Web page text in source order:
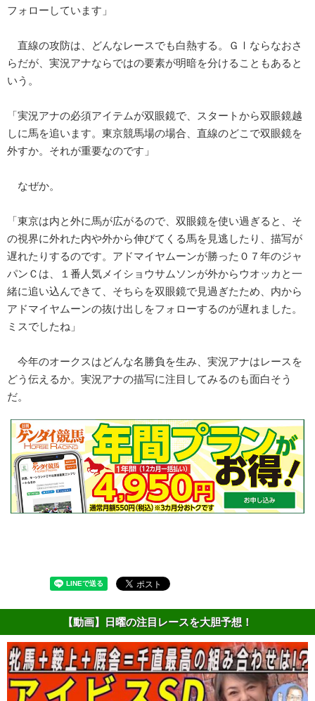
フォローしています」
直線の攻防は、どんなレースでも白熱する。ＧⅠならなおさ
らだが、実況アナならではの要素が明暗を分けることもあると
いう。
「実況アナの必須アイテムが双眼鏡で、スタートから双眼鏡越
しに馬を追います。東京競馬場の場合、直線のどこで双眼鏡を
外すか。それが重要なのです」
なぜか。
「東京は内と外に馬が広がるので、双眼鏡を使い過ぎると、そ
の視界に外れた内や外から伸びてくる馬を見逃したり、描写が
遅れたりするのです。アドマイヤムーンが勝った０７年のジャ
パンＣは、１番人気メイショウサムソンが外からウオッカと一
緒に追い込んできて、そちらを双眼鏡で見過ぎたため、内から
アドマイヤムーンの抜け出しをフォローするのが遅れました。
ミスでしたね」
今年のオークスはどんな名勝負を生み、実況アナはレースを
どう伝えるか。実況アナの描写に注目してみるのも面白そう
だ。
【動画】日曜の注目レースを大胆予想！